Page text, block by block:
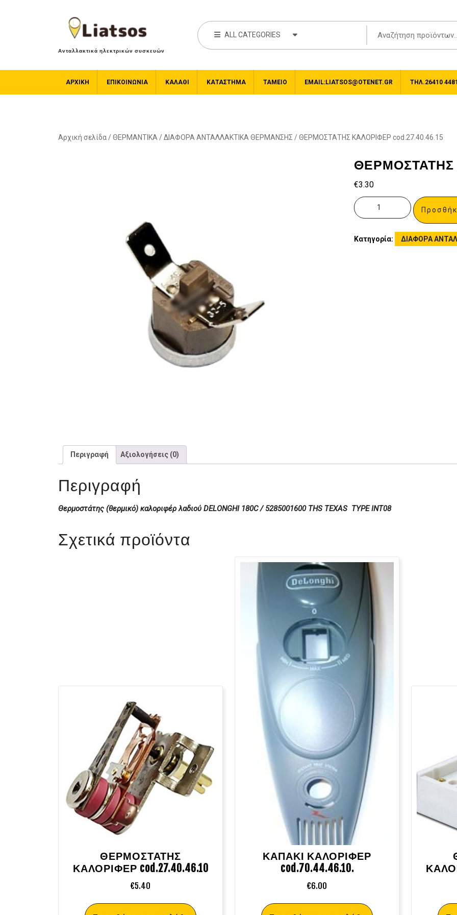
Ανταλλακτικά ηλεκτρικών συσκευών
ALL CATEGORIES
ΑΡΧΙΚΉ ΕΠΙΚΟΙΝΩΝΙΑ ΚΑΛΆΘΙ ΚΑΤΆΣΤΗΜΑ ΤΑΜΕΊΟ EMAIL:LIATSOS@OTENET.GR ΤΗΛ.26410
Αρχική σελίδα /ΘΕΡΜΑΝΤΙΚΑ /ΔΙΑΦΟΡΑ ΑΝΤΑΛΛΑΚΤΙΚΑ ΘΕΡΜΑΝΣΗΣ / ΘΕΡΜΟΣΤΑΤΗΣ ΚΑΛΟΡΙΦΕΡ cod.27.40.46.15
ΘΕΡΜΟΣΤΑΤΗΣ
€3.30
Κατηγορία: ΔΙΑΦΟΡΑ
Περιγραφή Αξιολογήσεις (0)
Περιγραφή
Θερμοστάτης (θερμικό) καλοριφέρ λαδιού DELONGHI 180C / 5285001600 THS TEXAS TYPE INT08
Σχετικά προϊόντα
ΘΕΡΜΟΣΤΑΤΗΣ
ΚΑΛΟΡΙΦΕΡ cod.27.40.46.10
€5.40
ΚΑΠΑΚΙ ΚΑΛΟΡΙΦΕΡ
cod.70.44.46.10.
€6.00